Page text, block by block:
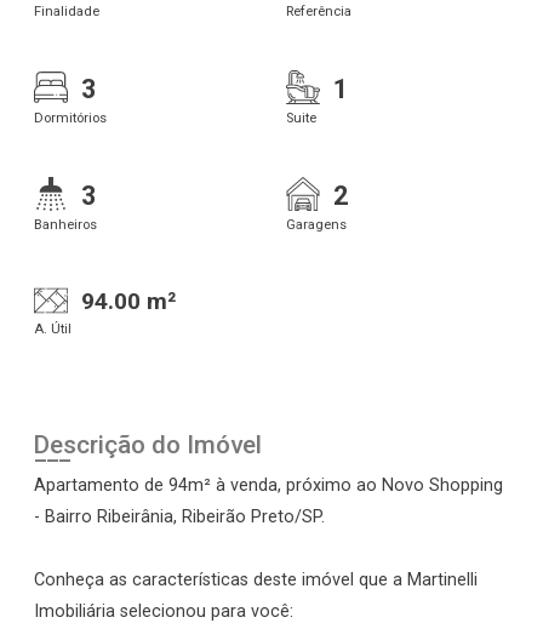
Finalidade Referência
3
Dormitórios
1
Suite
3
Banheiros
2
Garagens
94.00 m²
A. Útil
Descrição do Imóvel
Apartamento de 94m² à venda, próximo ao Novo Shopping
- Bairro Ribeirânia, Ribeirão Preto/SP.
Conheça as características deste imóvel que a Martinelli
Imobiliária selecionou para você: